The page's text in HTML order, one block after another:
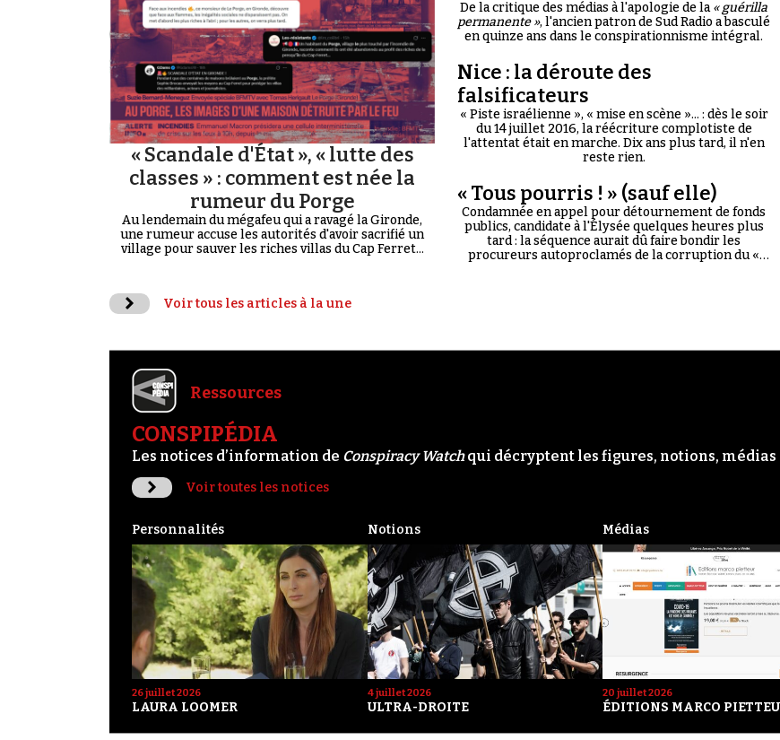
« Scandale d'État », « lutte des
classes » : comment est née la
rumeur du Porge
Au lendemain du mégafeu qui a ravagé la Gironde,
une rumeur accuse les autorités d'avoir sacrifié un
village pour sauver les riches villas du Cap Ferret...
De la critique des médias à l'apologie de la« guérilla
permanente », l'ancien patron de Sud Radio a basculé
en quinze ans dans le conspirationnisme intégral.
Nice : la déroute des
falsificateurs
« Piste israélienne », « mise en scène »... : dès le soir
du 14 juillet 2016, la réécriture complotiste de
l'attentat était en marche. Dix ans plus tard, il n'en
reste rien.
« Tous pourris ! » (sauf elle)
Condamnée en appel pour détournement de fonds
publics, candidate à l'Élysée quelques heures plus
tard : la séquence aurait dû faire bondir les
procureurs autoproclamés de la corruption du «
Voir tous les articles à la une
Ressources
CONSPIPÉDIA
Les notices d’information de Conspiracy Watchqui décryptent les figures, notions,
Voir toutes les notices
Personnalités
26 juillet 2026
LAURA LOOMER
Notions
4 juillet 2026
ULTRA-DROITE
Médias
20 juillet 2026
ÉDITIONS MARCO